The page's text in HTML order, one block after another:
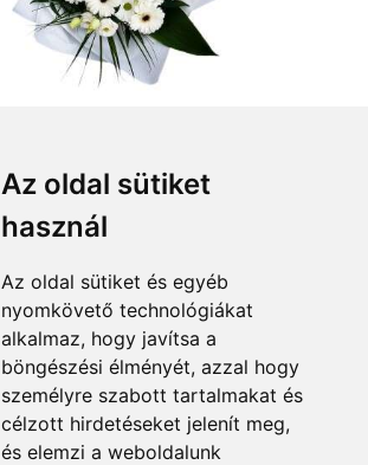
Az oldal sütiket
használ
Az oldal sütiket és egyéb
nyomkövető technológiákat
alkalmaz, hogy javítsa a
böngészési élményét, azzal hogy
személyre szabott tartalmakat és
célzott hirdetéseket jelenít meg,
és elemzi a weboldalunk
Accepted payment methods